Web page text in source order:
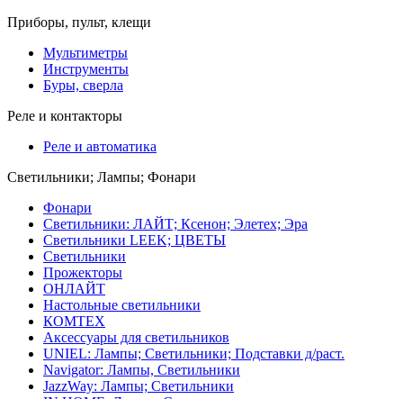
Приборы, пульт, клещи
Мультиметры
Инструменты
Буры, сверла
Реле и контакторы
Реле и автоматика
Светильники; Лампы; Фонари
Фонари
Светильники: ЛАЙТ; Ксенон; Элетех; Эра
Светильники LEEK; ЦВЕТЫ
Светильники
Прожекторы
ОНЛАЙТ
Настольные светильники
КОМТЕХ
Аксессуары для светильников
UNIEL: Лампы; Светильники; Подставки д/раст.
Navigator: Лампы, Светильники
JazzWay: Лампы; Светильники